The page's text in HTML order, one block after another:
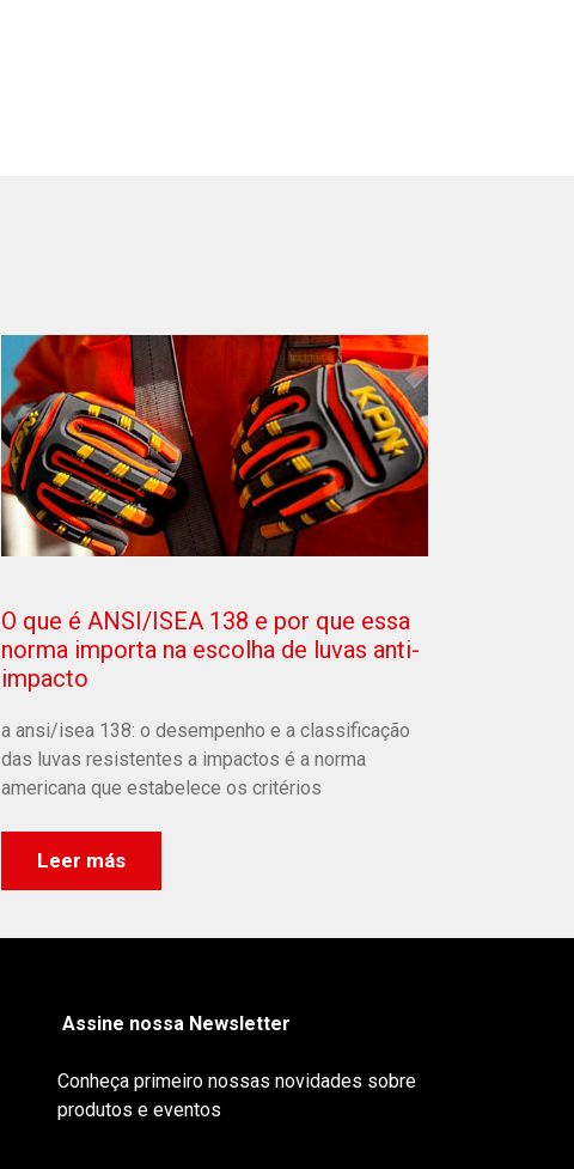
O que é ANSI/ISEA 138 e por que essa
norma importa na escolha de luvas anti-
impacto
a ansi/isea 138: o desempenho e a classificação
das luvas resistentes a impactos é a norma
americana que estabelece os critérios
Leer más
Assine nossa Newsletter
Conheça primeiro nossas novidades sobre
produtos e eventos